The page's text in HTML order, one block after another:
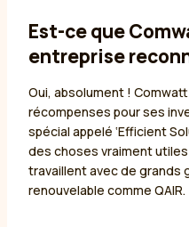
Est-ce que
entreprise
Oui, absolument !
récompenses pour ses
spécial appelé ‘Efficient
des choses vraiment utiles
travaillent avec de grands
renouvelable comme QAIR.